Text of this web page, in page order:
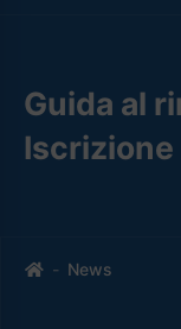
Guida al
HomeNews